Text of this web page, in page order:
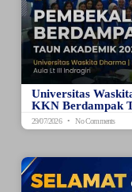
Universitas
KKN Berdampak
29/07/2026 No Comments